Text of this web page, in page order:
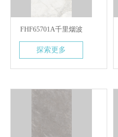
FHF65701A千里烟波
探索更多